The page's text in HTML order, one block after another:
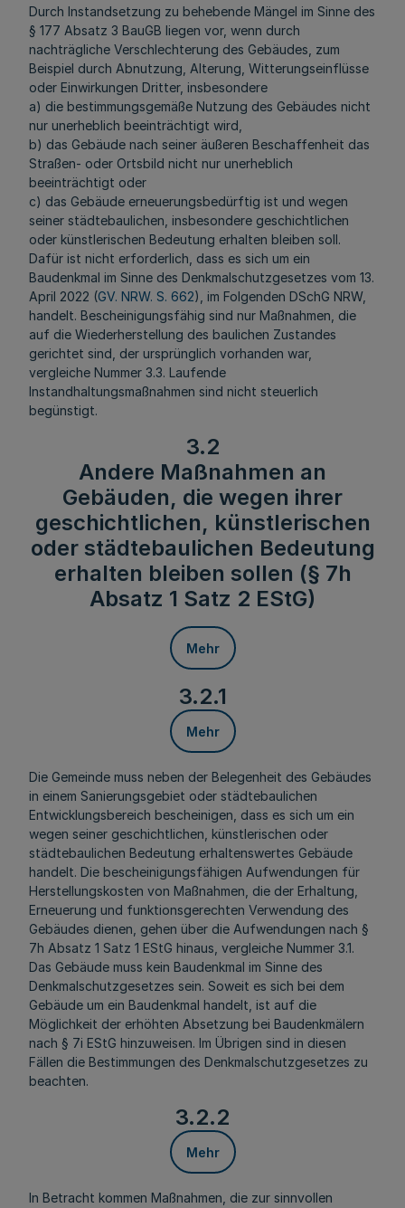
Durch Instandsetzung zu behebende Mängel im Sinne des
§ 177 Absatz 3 BauGB liegen vor, wenn durch
nachträgliche Verschlechterung des Gebäudes, zum
Beispiel durch Abnutzung, Alterung, Witterungseinflüsse
oder Einwirkungen Dritter, insbesondere
a) die bestimmungsgemäße Nutzung des Gebäudes nicht
nur unerheblich beeinträchtigt wird,
b) das Gebäude nach seiner äußeren Beschaffenheit das
Straßen- oder Ortsbild nicht nur unerheblich
beeinträchtigt oder
c) das Gebäude erneuerungsbedürftig ist und wegen
seiner städtebaulichen, insbesondere geschichtlichen
oder künstlerischen Bedeutung erhalten bleiben soll.
Dafür ist nicht erforderlich, dass es sich um ein
Baudenkmal im Sinne des Denkmalschutzgesetzes vom 13.
April 2022 (GV. NRW. S. 662), im Folgenden DSchG NRW,
handelt. Bescheinigungsfähig sind nur Maßnahmen, die
auf die Wiederherstellung des baulichen Zustandes
gerichtet sind, der ursprünglich vorhanden war,
vergleiche Nummer 3.3. Laufende
Instandhaltungsmaßnahmen sind nicht steuerlich
begünstigt.
3.2
Andere Maßnahmen an
Gebäuden, die wegen ihrer
geschichtlichen, künstlerischen
oder städtebaulichen Bedeutung
erhalten bleiben sollen (§ 7h
Absatz 1 Satz 2 EStG)
Mehr
3.2.1
Mehr
Die Gemeinde muss neben der Belegenheit des Gebäudes
in einem Sanierungsgebiet oder städtebaulichen
Entwicklungsbereich bescheinigen, dass es sich um ein
wegen seiner geschichtlichen, künstlerischen oder
städtebaulichen Bedeutung erhaltenswertes Gebäude
handelt. Die bescheinigungsfähigen Aufwendungen für
Herstellungskosten von Maßnahmen, die der Erhaltung,
Erneuerung und funktionsgerechten Verwendung des
Gebäudes dienen, gehen über die Aufwendungen nach §
7h Absatz 1 Satz 1 EStG hinaus, vergleiche Nummer 3.1.
Das Gebäude muss kein Baudenkmal im Sinne des
Denkmalschutzgesetzes sein. Soweit es sich bei dem
Gebäude um ein Baudenkmal handelt, ist auf die
Möglichkeit der erhöhten Absetzung bei Baudenkmälern
nach § 7i EStG hinzuweisen. Im Übrigen sind in diesen
Fällen die Bestimmungen des Denkmalschutzgesetzes zu
beachten.
3.2.2
Mehr
In Betracht kommen Maßnahmen, die zur sinnvollen